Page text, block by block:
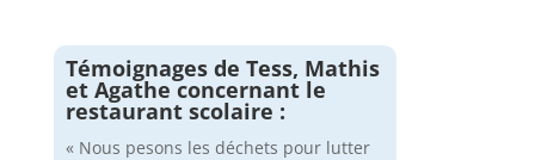
Témoignages de Tess, Mathis
et Agathe concernant le
restaurant scolaire :
« Nous pesons les déchets pour lutter